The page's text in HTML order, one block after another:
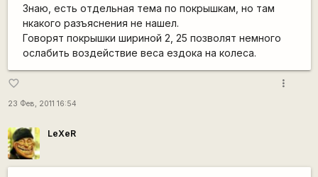
Знаю, есть отдельная тема по покрышкам, но там
нкакого разъяснения не нашел.
Говорят покрышки шириной 2, 25 позволят немного
ослабить воздействие веса ездока на колеса.
favorite_border
23 Фев, 2011 16:54
more_vert
LeXeR